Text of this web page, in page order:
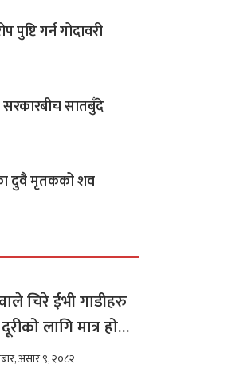
पुष्टि गर्न गोदावरी
सातबुँदे
दुवै मृतकको शव
चिरे ईभी गाडीहरु
लागि मात्र हो
असार ९, २०८२